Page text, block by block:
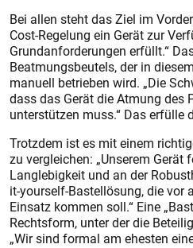
Bei allen steht das Ziel im
Cost-Regelung ein Gerät zur
Grundanforderungen erfüllt.“
Beatmungsbeutels, der in
manuell betrieben wird. „Die
dass das Gerät die Atmung des
unterstützen muss.“ Das erfülle
Trotzdem ist es mit einem
zu vergleichen: „Unserem Gerät
Langlebigkeit und an der
it-yourself-Bastellösung, die vor
Einsatz kommen soll.“ Eine
Rechtsform, unter der die
„Wir sind formal am ehesten